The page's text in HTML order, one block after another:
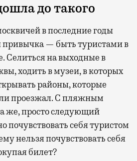
до такого
в последние годы
привычка — быть туристами в
Селиться на выходные в
ходить в музеи, в которых
районы, которые
проезжал. С пляжным
же, просто следующий
почувствовать себя туристом
нельзя почувствовать себя
билет?